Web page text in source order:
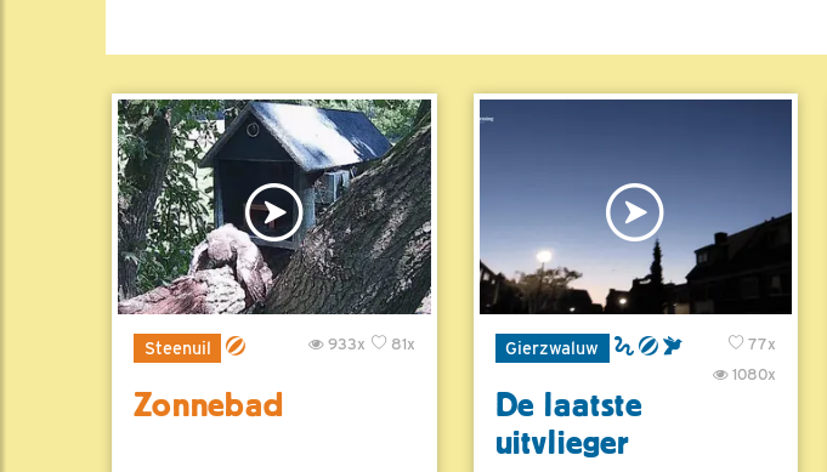
Steenuil 81x
933x
Zonnebad
Gierzwaluw
77x
1080x
De laatste
uitvlieger